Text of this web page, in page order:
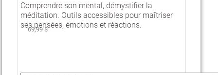
Comprendre son mental, démystifier la
méditation. Outils accessibles pour maîtriser
ses pensées, émotions et réactions.
69,99 $